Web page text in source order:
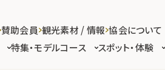
特集・モデルコース スポット・体験
賛助会員 観光素材 / 情報 協会について